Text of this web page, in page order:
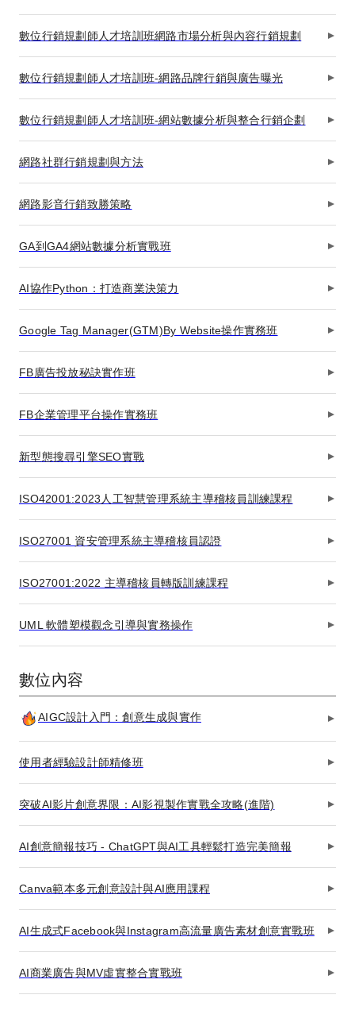
數位行銷規劃師人才培訓班網路市場分析與內容行銷規劃
數位行銷規劃師人才培訓班-網路品牌行銷與廣告曝光
數位行銷規劃師人才培訓班-網站數據分析與整合行銷企劃
網路社群行銷規劃與方法
網路影音行銷致勝策略
GA到GA4網站數據分析實戰班
AI協作Python：打造商業決策力
Google Tag Manager(GTM)By Website操作實務班
FB廣告投放秘訣實作班
FB企業管理平台操作實務班
新型態搜尋引擎SEO實戰
ISO42001:2023人工智慧管理系統主導稽核員訓練課程
ISO27001 資安管理系統主導稽核員認證
ISO27001:2022 主導稽核員轉版訓練課程
UML 軟體塑模觀念引導與實務操作
數位內容
AIGC設計入門：創意生成與實作
使用者經驗設計師精修班
突破AI影片創意界限：AI影視製作實戰全攻略(進階)
AI創意簡報技巧 - ChatGPT與AI工具輕鬆打造完美簡報
Canva範本多元創意設計與AI應用課程
AI生成式Facebook與Instagram高流量廣告素材創意實戰班
AI商業廣告與MV虛實整合實戰班